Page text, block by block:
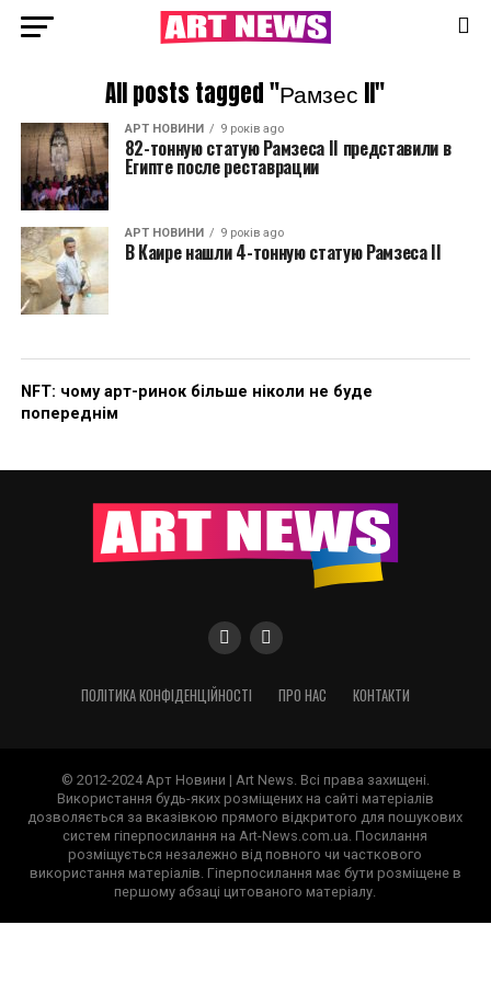
All posts tagged "Рамзес II"
АРТ НОВИНИ 9 років ago
82-тонную статую Рамзеса II представили в
Египте после реставрации
АРТ НОВИНИ 9 років ago
В Каире нашли 4-тонную статую Рамзеса II
NFT: чому арт-ринок більше ніколи не буде
попереднім
ПОЛІТИКА КОНФІДЕНЦІЙНОСТІ ПРО НАС КОНТАКТИ
© 2012-2024 Арт Новини | Art News. Всі права захищені.
Використання будь-яких розміщених на сайті матеріалів
дозволяється за вказівкою прямого відкритого для пошукових
систем гіперпосилання на Art-News.com.ua. Посилання
розміщується незалежно від повного чи часткового
використання матеріалів. Гіперпосилання має бути розміщене в
першому абзаці цитованого матеріалу.